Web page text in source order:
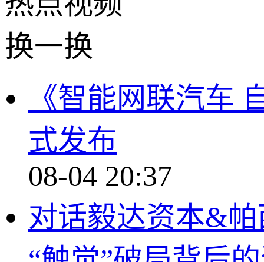
换一换
《智能网联汽车
式发布
08-04 20:37
对话毅达资本&